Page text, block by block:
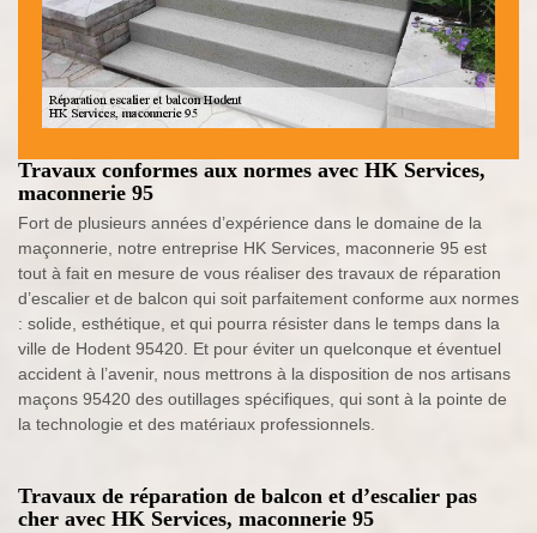
Travaux conformes aux normes avec HK Services,
maconnerie 95
Fort de plusieurs années d’expérience dans le domaine de la
maçonnerie, notre entreprise HK Services, maconnerie 95 est
tout à fait en mesure de vous réaliser des travaux de réparation
d’escalier et de balcon qui soit parfaitement conforme aux normes
: solide, esthétique, et qui pourra résister dans le temps dans la
ville de Hodent 95420. Et pour éviter un quelconque et éventuel
accident à l’avenir, nous mettrons à la disposition de nos artisans
maçons 95420 des outillages spécifiques, qui sont à la pointe de
la technologie et des matériaux professionnels.
Travaux de réparation de balcon et d’escalier pas
cher avec HK Services, maconnerie 95